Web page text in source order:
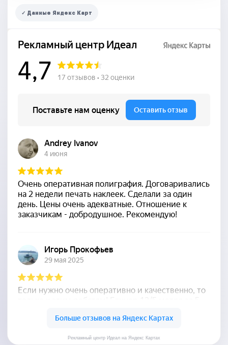
✓ Данные Яндекс Карт
Рекламный центр Идеал на Яндекс Картах